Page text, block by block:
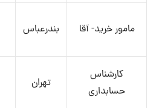
مامور خرید- آقا بندرعباس
کارشناس
حسابداری
تهران